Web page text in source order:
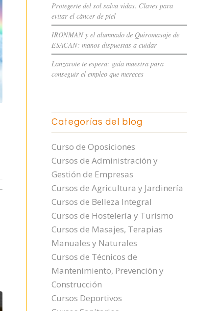
Protegerte del sol salva vidas. Claves para
evitar el cáncer de piel
IRONMAN y el alumnado de Quiromasaje de
ESACAN: manos dispuestas a cuidar
Lanzarote te espera: guía maestra para
conseguir el empleo que mereces
Categorías del blog
Curso de Oposiciones
Cursos de Administración y
Gestión de Empresas
Cursos de Agricultura y Jardinería
Cursos de Belleza Integral
Cursos de Hostelería y Turismo
Cursos de Masajes, Terapias
Manuales y Naturales
Cursos de Técnicos de
Mantenimiento, Prevención y
Construcción
Cursos Deportivos